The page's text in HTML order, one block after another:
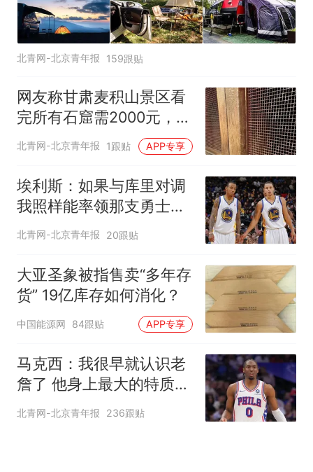
北青网-北京青年报 159跟贴
网友称甘肃麦积山景区看
完所有石窟需2000元，景
区：部分石窟受特别保
护，游客可按需买
北青网-北京青年报 1跟贴 APP专享
埃利斯：如果与库里对调
我照样能率领那支勇士取
得现在的成就
北青网-北京青年报 20跟贴
大亚圣象被指售卖“多年存
货” 19亿库存如何消化？
中国能源网 84跟贴 APP专享
马克西：我很早就认识老
詹了 他身上最大的特质就
是谦逊
北青网-北京青年报 236跟贴